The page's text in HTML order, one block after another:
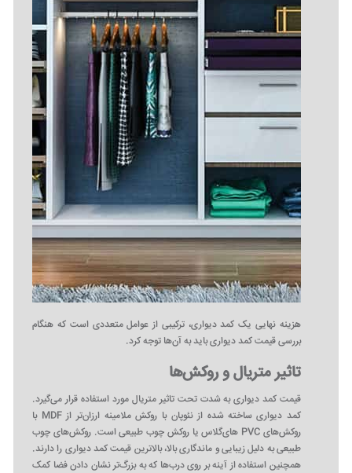
هزینه نهایی یک کمد دیواری، ترکیبی از عوامل متعددی است که هنگام
بررسی قیمت کمد دیواری باید به آن‌ها توجه کرد.
تاثیر متریال و روکش‌ها
قیمت کمد دیواری به شدت تحت تاثیر متریال مورد استفاده قرار می‌گیرد.
کمد دیواری ساخته شده از نئوپان با روکش ملامینه ارزان‌تر از MDF با
روکش‌های PVC های‌گلاس یا روکش چوب طبیعی است. روکش‌های چوب
طبیعی به دلیل زیبایی و ماندگاری بالا، بالاترین قیمت کمد دیواری را دارند.
همچنین استفاده از آینه بر روی درب‌ها که به بزرگ‌تر نشان دادن فضا کمک